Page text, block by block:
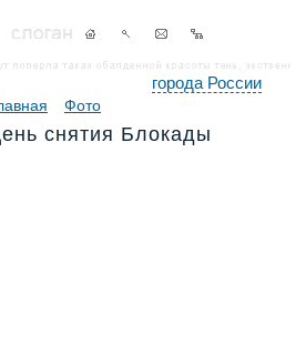
города России
Фото
снятия Блокады